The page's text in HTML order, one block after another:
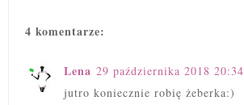
4 komentarze:
Lena 29 października 2018 20:34
jutro koniecznie robię żeberka:)